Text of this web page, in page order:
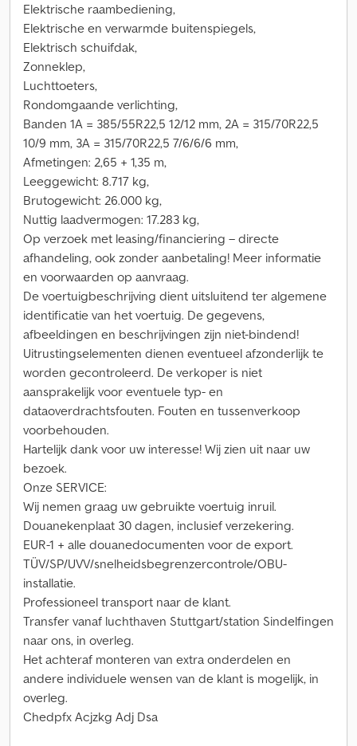
Elektrische raambediening,
Elektrische en verwarmde buitenspiegels,
Elektrisch schuifdak,
Zonneklep,
Luchttoeters,
Rondomgaande verlichting,
Banden 1A = 385/55R22,5 12/12 mm, 2A = 315/70R22,5
10/9 mm, 3A = 315/70R22,5 7/6/6/6 mm,
Afmetingen: 2,65 + 1,35 m,
Leeggewicht: 8.717 kg,
Brutogewicht: 26.000 kg,
Nuttig laadvermogen: 17.283 kg,
Op verzoek met leasing/financiering – directe
afhandeling, ook zonder aanbetaling! Meer informatie
en voorwaarden op aanvraag.
De voertuigbeschrijving dient uitsluitend ter algemene
identificatie van het voertuig. De gegevens,
afbeeldingen en beschrijvingen zijn niet-bindend!
Uitrustingselementen dienen eventueel afzonderlijk te
worden gecontroleerd. De verkoper is niet
aansprakelijk voor eventuele typ- en
dataoverdrachtsfouten. Fouten en tussenverkoop
voorbehouden.
Hartelijk dank voor uw interesse! Wij zien uit naar uw
bezoek.
Onze SERVICE:
Wij nemen graag uw gebruikte voertuig inruil.
Douanekenplaat 30 dagen, inclusief verzekering.
EUR-1 + alle douanedocumenten voor de export.
TÜV/SP/UVV/snelheidsbegrenzercontrole/OBU-
installatie.
Professioneel transport naar de klant.
Transfer vanaf luchthaven Stuttgart/station Sindelfingen
naar ons, in overleg.
Het achteraf monteren van extra onderdelen en
andere individuele wensen van de klant is mogelijk, in
overleg.
Chedpfx Acjzkg Adj Dsa